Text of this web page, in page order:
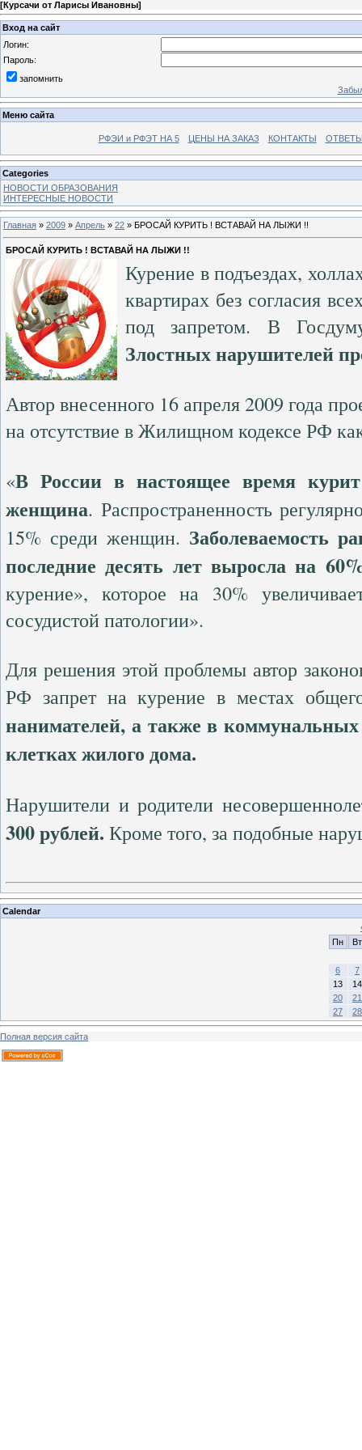
[Курсачи от Ларисы Ивановны]
Вход на сайт
Логин:
Пароль:
запомнить
Меню сайта
РФЭИ и РФЭТ НА 5 ЦЕНЫ НА ЗАКАЗ КОНТАКТЫ
Categories
НОВОСТИ ОБРАЗОВАНИЯ
ИНТЕРЕСНЫЕ НОВОСТИ
Главная » 2009 » Апрель » 22 » БРОСАЙ КУРИТЬ ! ВСТАВАЙ НА ЛЫЖИ !!
БРОСАЙ КУРИТЬ ! ВСТАВАЙ НА ЛЫЖИ !!
Курение в подъездах,
квартирах без согласия
под запретом. В
Злостных нарушителей
Автор внесенного 16 апреля 2009 года
на отсутствие в Жилищном кодексе РФ
«В России в настоящее время
женщина. Распространенность
15% среди женщин. Заболеваемость
последние десять лет выросла на
курение», которое на 30%
сосудистой патологии».
Для решения этой проблемы автор
РФ запрет на курение в местах
нанимателей, а также в
клетках жилого дома.
Нарушители и родители
300 рублей. Кроме того, за подобные
Calendar
Пн
Вт
6
7
13
14
20
21
27
28
Полная версия сайта